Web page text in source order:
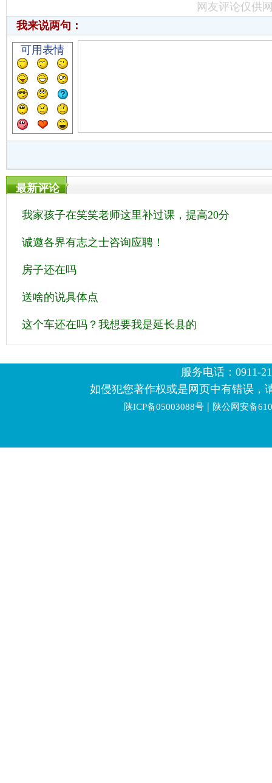
网友评论仅供
我来说两句：
可用表情
最新评论
我家孩子在笑笑老师这里补过课，提高20分
诚邀各界有志之士咨询应聘！
房子还在吗
送啥的说具体点
这个车还在吗？我想要我是延长县的
服务电话：0911-
如侵犯您著作权或是网页中有错误，
陕ICP备05003088号 | 陕公网安备